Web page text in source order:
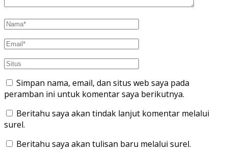
Simpan nama, email, dan situs web saya pada
peramban ini untuk komentar saya berikutnya.
Beritahu saya akan tindak lanjut komentar melalui
surel.
Beritahu saya akan tulisan baru melalui surel.